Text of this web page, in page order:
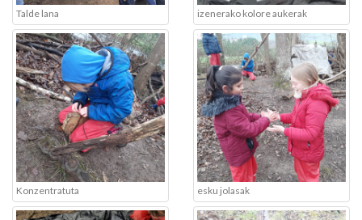
Talde lana izenerako kolore aukerak
Konzentratuta esku jolasak